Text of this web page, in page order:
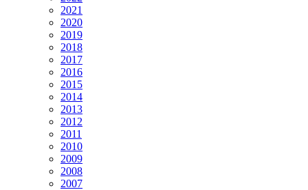
2021
2020
2019
2018
2017
2016
2015
2014
2013
2012
2011
2010
2009
2008
2007